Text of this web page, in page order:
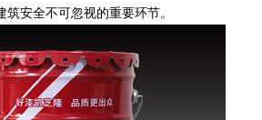
安全不可忽视的重要环节。